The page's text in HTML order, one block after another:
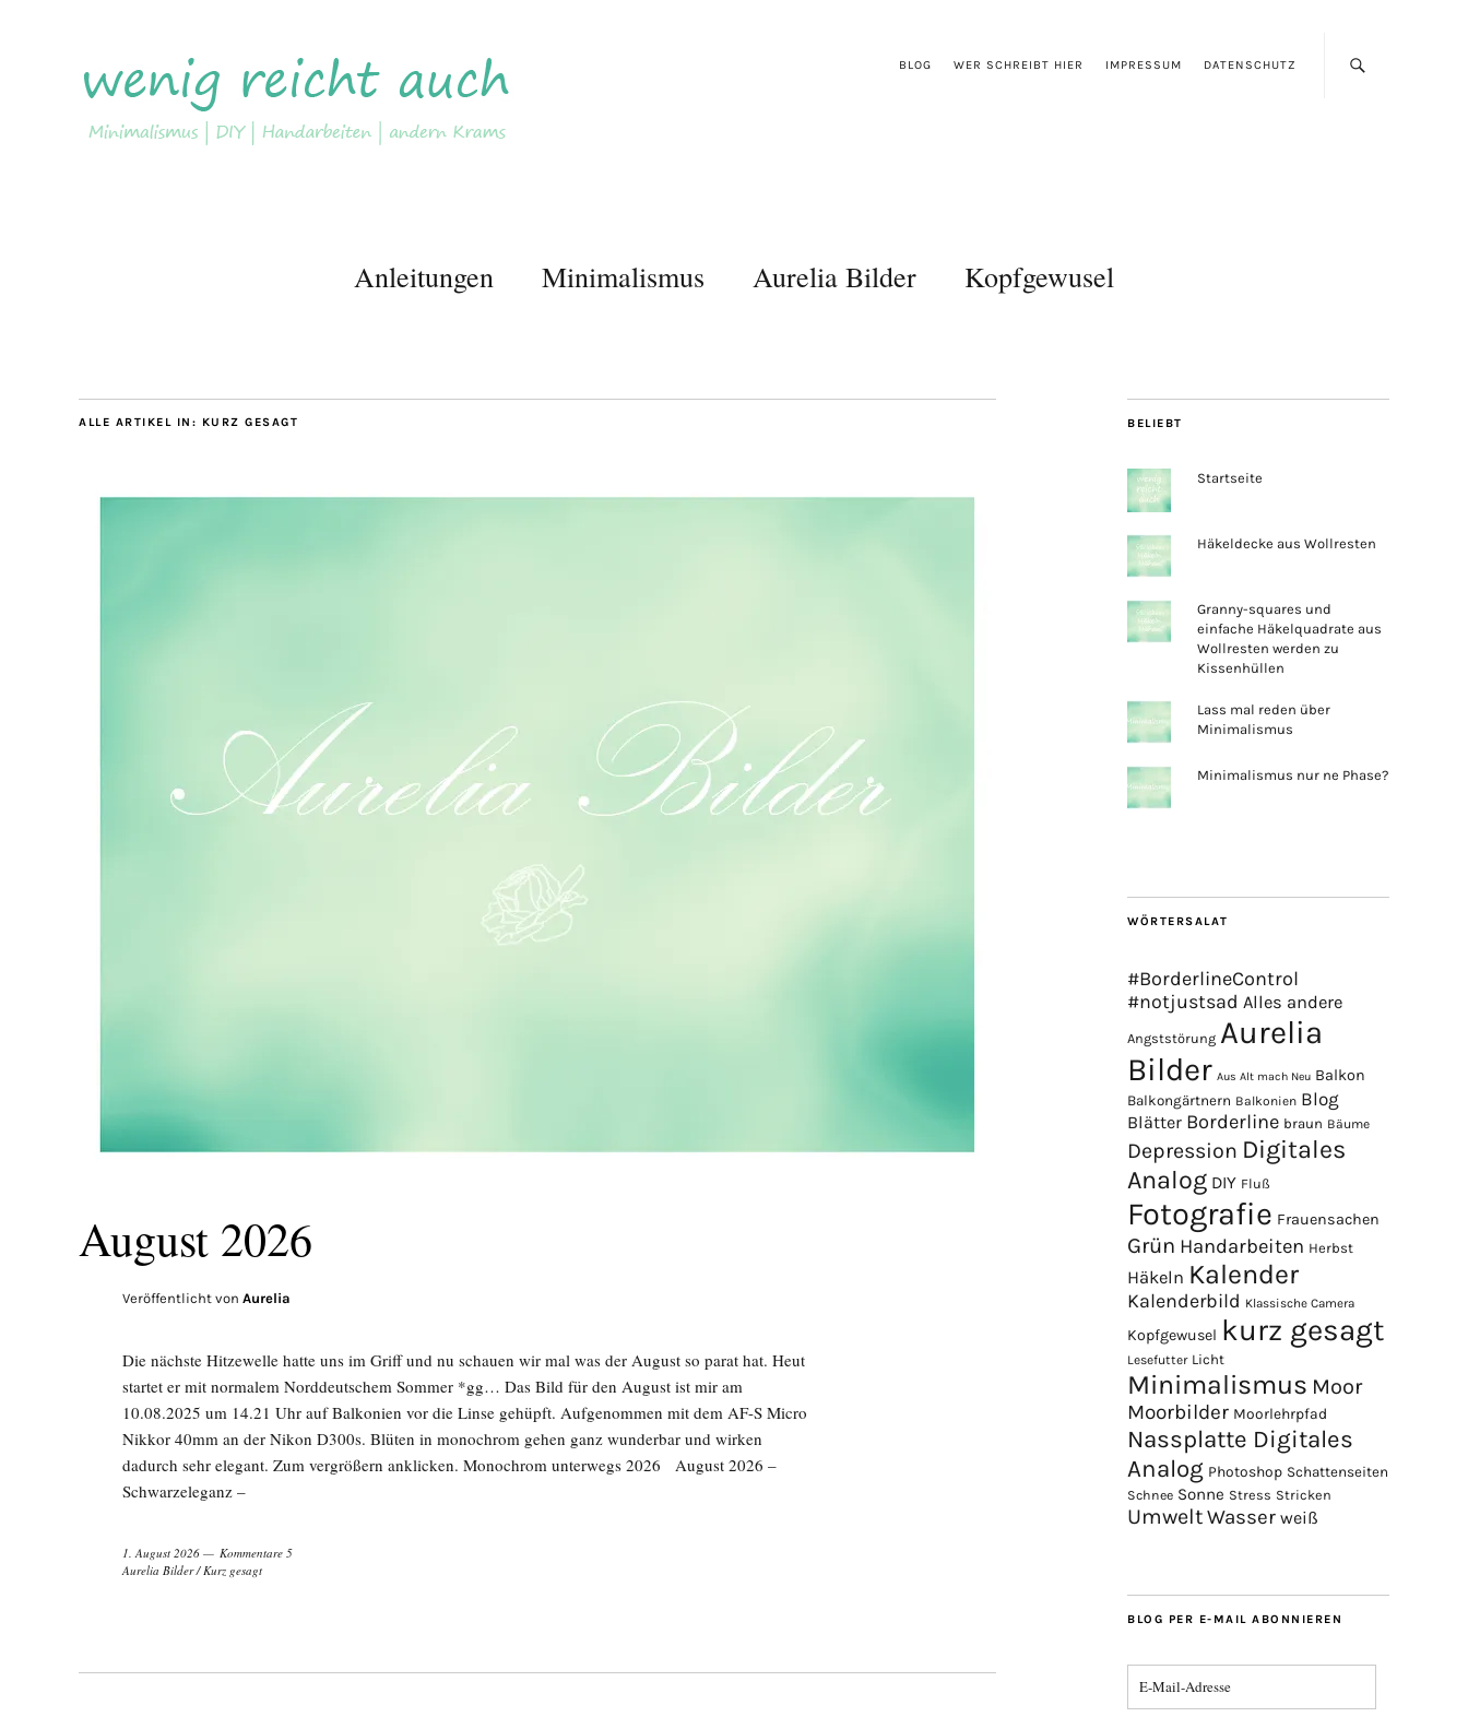
BLOG WER SCHREIBT HIER IMPRESSUM DATENSCHUTZ
Anleitungen Minimalismus Aurelia Bilder Kopfgewusel
ALLE ARTIKEL IN: KURZ GESAGT
August 2026
Veröffentlicht von Aurelia
Die nächste Hitzewelle hatte uns im Griff und nu schauen wir mal was der August so parat hat. Heut
startet er mit normalem Norddeutschem Sommer *gg… Das Bild für den August ist mir am
10.08.2025 um 14.21 Uhr auf Balkonien vor die Linse gehüpft. Aufgenommen mit dem AF-S Micro
Nikkor 40mm an der Nikon D300s. Blüten in monochrom gehen ganz wunderbar und wirken
dadurch sehr elegant. Zum vergrößern anklicken. Monochrom unterwegs 2026 August 2026 –
Schwarzeleganz –
1. August 2026
Kommentare 5
Aurelia Bilder/Kurz gesagt
BELIEBT
Startseite
Häkeldecke aus Wollresten
Granny-squares und
einfache Häkelquadrate aus
Wollresten werden zu
Kissenhüllen
Lass mal reden über
Minimalismus
Minimalismus nur ne Phase?
WÖRTERSALAT
#BorderlineControl
#notjustsad Alles andere
Angststörung Aurelia
Bilder Aus Alt mach Neu Balkon
Balkongärtnern Balkonien Blog
Blätter Borderline braun Bäume
Depression Digitales
Analog DIY Fluß
Fotografie Frauensachen
Grün Handarbeiten Herbst
Häkeln Kalender
Kalenderbild Klassische Camera
Kopfgewusel kurz gesagt
Lesefutter Licht
Minimalismus Moor
Moorbilder Moorlehrpfad
Nassplatte Digitales
Analog Photoshop Schattenseiten
Schnee Sonne Stress Stricken
UmweltWasser weiß
BLOG PER E-MAIL ABONNIEREN